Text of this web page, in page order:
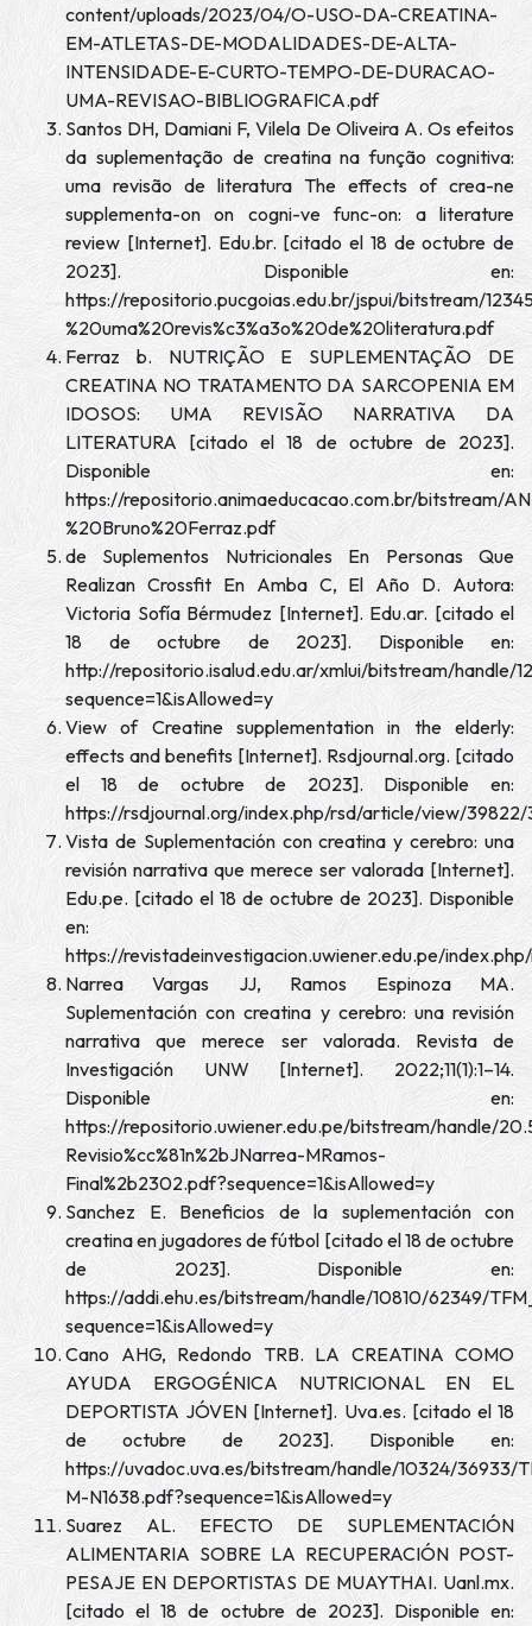
content/uploads/2023/04/O-USO-DA-CREATINA-
EM-ATLETAS-DE-MODALIDADES-DE-ALTA-
INTENSIDADE-E-CURTO-TEMPO-DE-DURACAO-
UMA-REVISAO-BIBLIOGRAFICA.pdf
Santos DH, Damiani F, Vilela De Oliveira A. Os efeitos
da suplementação de creatina na função cognitiva:
uma revisão de literatura The effects of crea-ne
supplementa-on on cogni-ve func-on: a literature
review [Internet]. Edu.br. [citado el 18 de octubre de
2023]. Disponible en:
https://repositorio.pucgoias.edu.br/jspui/bitstream/
%20uma%20revis%c3%a3o%20de%20literatura.pdf
Ferraz b. NUTRIÇÃO E SUPLEMENTAÇÃO DE
CREATINA NO TRATAMENTO DA SARCOPENIA EM
IDOSOS: UMA REVISÃO NARRATIVA DA
LITERATURA [citado el 18 de octubre de 2023].
Disponible en:
https://repositorio.animaeducacao.com.br/bitstream/
%20Bruno%20Ferraz.pdf
de Suplementos Nutricionales En Personas Que
Realizan Crossfit En Amba C, El Año D. Autora:
Victoria Sofía Bérmudez [Internet]. Edu.ar. [citado el
18 de octubre de 2023]. Disponible en:
http://repositorio.isalud.edu.ar/xmlui/bitstream/handle/
sequence=1&isAllowed=y
View of Creatine supplementation in the elderly:
effects and benefits [Internet]. Rsdjournal.org. [citado
el 18 de octubre de 2023]. Disponible en:
https://rsdjournal.org/index.php/rsd/article/view/39822/
Vista de Suplementación con creatina y cerebro: una
revisión narrativa que merece ser valorada [Internet].
Edu.pe. [citado el 18 de octubre de 2023]. Disponible
en:
https://revistadeinvestigacion.uwiener.edu.pe/
Narrea Vargas JJ, Ramos Espinoza MA.
Suplementación con creatina y cerebro: una revisión
narrativa que merece ser valorada. Revista de
Investigación UNW [Internet]. 2022;11(1):1–14.
Disponible en:
https://repositorio.uwiener.edu.pe/bitstream/handle/
Revisio%cc%81n%2bJNarrea-MRamos-
Final%2b2302.pdf?sequence=1&isAllowed=y
Sanchez E. Beneficios de la suplementación con
creatina en jugadores de fútbol [citado el 18 de octubre
de 2023]. Disponible en:
https://addi.ehu.es/bitstream/handle/10810/62349/
sequence=1&isAllowed=y
Cano AHG, Redondo TRB. LA CREATINA COMO
AYUDA ERGOGÉNICA NUTRICIONAL EN EL
DEPORTISTA JÓVEN [Internet]. Uva.es. [citado el 18
de octubre de 2023]. Disponible en:
https://uvadoc.uva.es/bitstream/handle/10324/36933/
M-N1638.pdf?sequence=1&isAllowed=y
Suarez AL. EFECTO DE SUPLEMENTACIÓN
ALIMENTARIA SOBRE LA RECUPERACIÓN POST-
PESAJE EN DEPORTISTAS DE MUAYTHAI. Uanl.mx.
[citado el 18 de octubre de 2023]. Disponible en: